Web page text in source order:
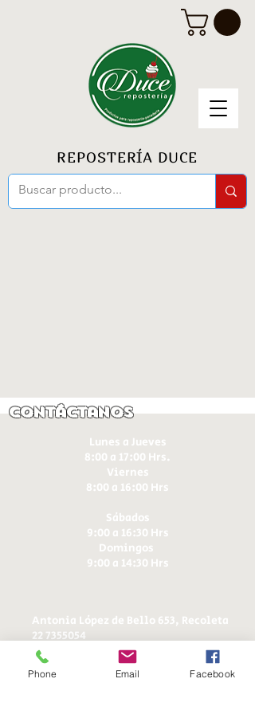
REPOSTERÍA DUCE
Contáctanos
Lunes a Jueves
8:00 a 17:00 Hrs.
Viernes
8:00 a 16:00 Hrs​
Sábados
9:00 a 16:30 Hrs
Domingos
9:00 a 14:30 Hrs
Antonia López de Bello 653, Recoleta
22 7355054
22 7375725
+56 9 75224598
ducereposteria@gmail.com
Phone Email Facebook